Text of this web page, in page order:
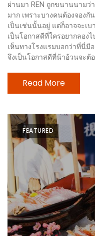
ชิ
ลล์
ชิม
ที่
HIMMA
10
ร้าน
พ่อ
ค้า
แซ่บ
แม่ค้า
สวย
ร้าน
รวย
ผ่านมา REN ถูกขนานนามว่
มาก เพราะบางคนต้องจอง
เป็นเช่นนั้นอยู่ แต่ก็อาจจะเบ
เป็นโอกาสดีที่ใครอยากลอง
เห็นทางโรงแรมบอกว่าที่นี่มี
จึงเป็นโอกาสดีที่น้าอ้วนจะต้
Read More
FEATURED